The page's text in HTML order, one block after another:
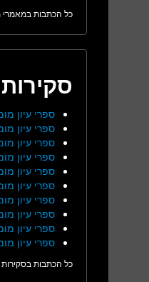
כל הכתבות
ספרי עיון
ספרי עיון
ספרי עיון
ספרי עיון
ספרי עיון
ספרי עיון
ספרי עיון
ספרי עיון
ספרי עיון
ספרי עיון
כל הכתבות